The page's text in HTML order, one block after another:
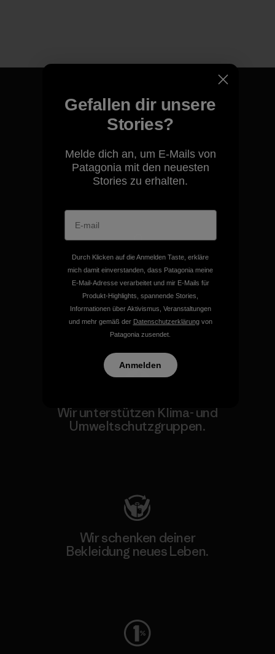
Für all unsere Produkte gilt
unsere kompromisslose
Garantie.
Wir übernehmen
Verantwortung für unsere
Auswirkungen.
Unser Fußabdruck
Wir unterstützen Klima- und
Umweltschutzgruppen.
Wir schenken deiner
Bekleidung neues Leben.
Gefallen dir unsere
Stories?
Melde dich an, um E-Mails von
Patagonia mit den neuesten
Stories zu erhalten.
Durch Klicken auf die Anmelden Taste, erkläre
mich damit einverstanden, dass Patagonia meine
E-Mail-Adresse verarbeitet und mir E-Mails für
Produkt-Highlights, spannende Stories,
Informationen über Aktivismus, Veranstaltungen
und mehr gemäß der Datenschutzerklärungvon
Patagonia zusendet.
Anmelden